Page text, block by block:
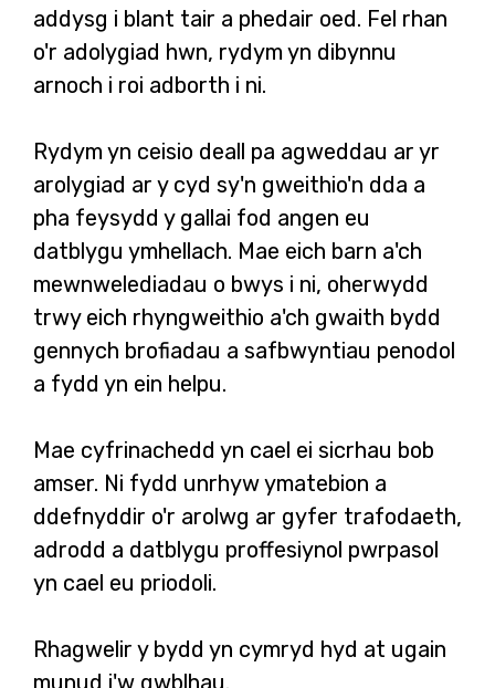
addysg i blant tair a phedair oed. Fel rhan
o'r adolygiad hwn, rydym yn dibynnu
arnoch i roi adborth i ni.
Rydym yn ceisio deall pa agweddau ar yr
arolygiad ar y cyd sy'n gweithio'n dda a
pha feysydd y gallai fod angen eu
datblygu ymhellach. Mae eich barn a'ch
mewnwelediadau o bwys i ni, oherwydd
trwy eich rhyngweithio a'ch gwaith bydd
gennych brofiadau a safbwyntiau penodol
a fydd yn ein helpu.
Mae cyfrinachedd yn cael ei sicrhau bob
amser. Ni fydd unrhyw ymatebion a
ddefnyddir o'r arolwg ar gyfer trafodaeth,
adrodd a datblygu proffesiynol pwrpasol
yn cael eu priodoli.
Rhagwelir y bydd yn cymryd hyd at ugain
munud i'w gwblhau.